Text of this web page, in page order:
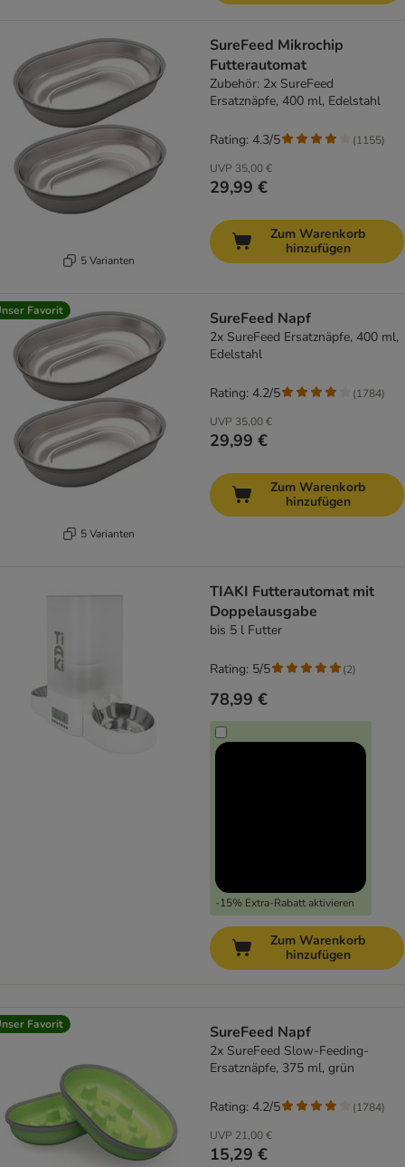
5 Varianten
SureFeed Mikrochip
Futterautomat
Zubehör: 2x SureFeed
Ersatznäpfe, 400 ml, Edelstahl
UVP 35,00 €
29,99 €
Rating: 4.3/5 (1155)
Zum Warenkorb
hinzufügen
Favorit
5 Varianten
SureFeed Napf
2x SureFeed Ersatznäpfe, 400 ml,
Edelstahl
UVP 35,00 €
29,99 €
Rating: 4.2/5 (1784)
Zum Warenkorb
hinzufügen
TIAKI Futterautomat mit
Doppelausgabe
bis 5 l Futter
78,99 €
-15% Extra-Rabatt aktivieren
Rating: 5/5 (2)
Zum Warenkorb
hinzufügen
Favorit SureFeed Napf
2x SureFeed Slow-Feeding-
Ersatznäpfe, 375 ml, grün
UVP 21,00 €
15,29 €
Rating: 4.2/5 (1784)